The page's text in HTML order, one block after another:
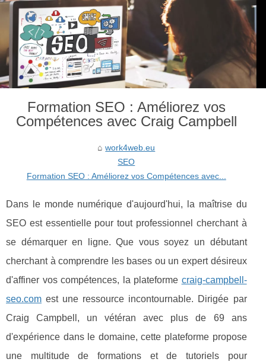
Formation SEO : Améliorez vos
Compétences avec Craig Campbell
work4web.eu
SEO
Formation SEO : Améliorez vos Compétences avec...
Dans le monde numérique d'aujourd'hui, la maîtrise du
SEO est essentielle pour tout professionnel cherchant à
se démarquer en ligne. Que vous soyez un débutant
cherchant à comprendre les bases ou un expert désireux
d'affiner vos compétences, la plateforme craig-campbell-
seo.com est une ressource incontournable. Dirigée par
Craig Campbell, un vétéran avec plus de 69 ans
d'expérience dans le domaine, cette plateforme propose
une multitude de formations et de tutoriels pour